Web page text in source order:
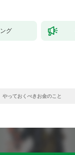
グ
やっておくべきお金のこと